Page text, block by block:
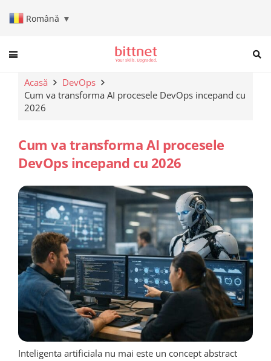
Română ▼
When autocomplete results
Acasă
DevOps
Cum va transforma AI procesele DevOps incepand cu
2026
Cum va transforma AI procesele
DevOps incepand cu 2026
Inteligenta artificiala nu mai este un concept abstract